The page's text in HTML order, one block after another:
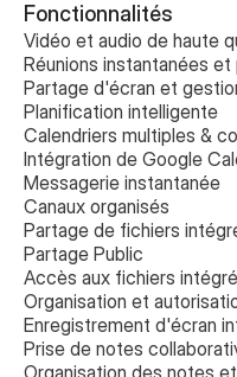
Fonctionnalités
Vidéo et audio de haute
Réunions instantanées et
Partage d'écran et
Planification intelligente
Calendriers multiples &
Intégration de Google
Messagerie instantanée
Canaux organisés
Partage de fichiers
Partage Public
Accès aux fichiers intégré
Organisation et
Enregistrement d'écran
Prise de notes